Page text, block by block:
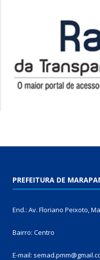
PREFEITURA DE
End.: Av. Floriano Peixoto,
Bairro: Centro
E-mail: